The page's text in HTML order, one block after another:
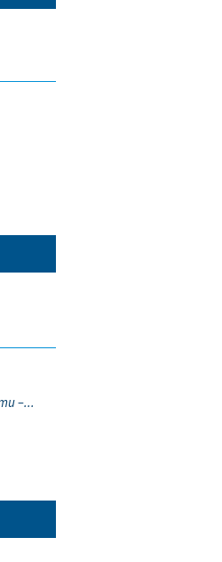
–...